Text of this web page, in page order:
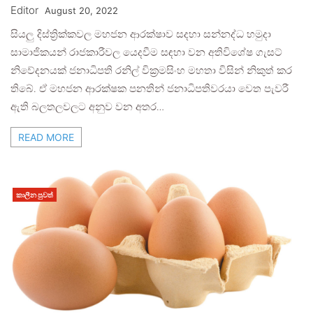
Editor August 20, 2022
සියලු දිස්ත්‍රික්කවල මහජන ආරක්ෂාව සදහා සන්නද්ධ හමුදා
සාමාජිකයන් රාජකාරීවල යෙදවීම සඳහා වන අතිවිශේෂ ගැසට්
නිවේදනයක් ජනාධිපති රනිල් වික්‍රමසිංහ මහතා විසින් නිකුත් කර
තිබේ. ඒ මහජන ආරක්ෂක පනතින් ජනාධිපතිවරයා වෙත පැවරී
ඇති බලතලවලට අනුව වන අතර…
READ MORE
කාලීන පුවත්